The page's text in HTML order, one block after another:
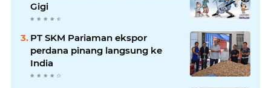
Gigi
PT SKM Pariaman ekspor
perdana pinang langsung ke
India